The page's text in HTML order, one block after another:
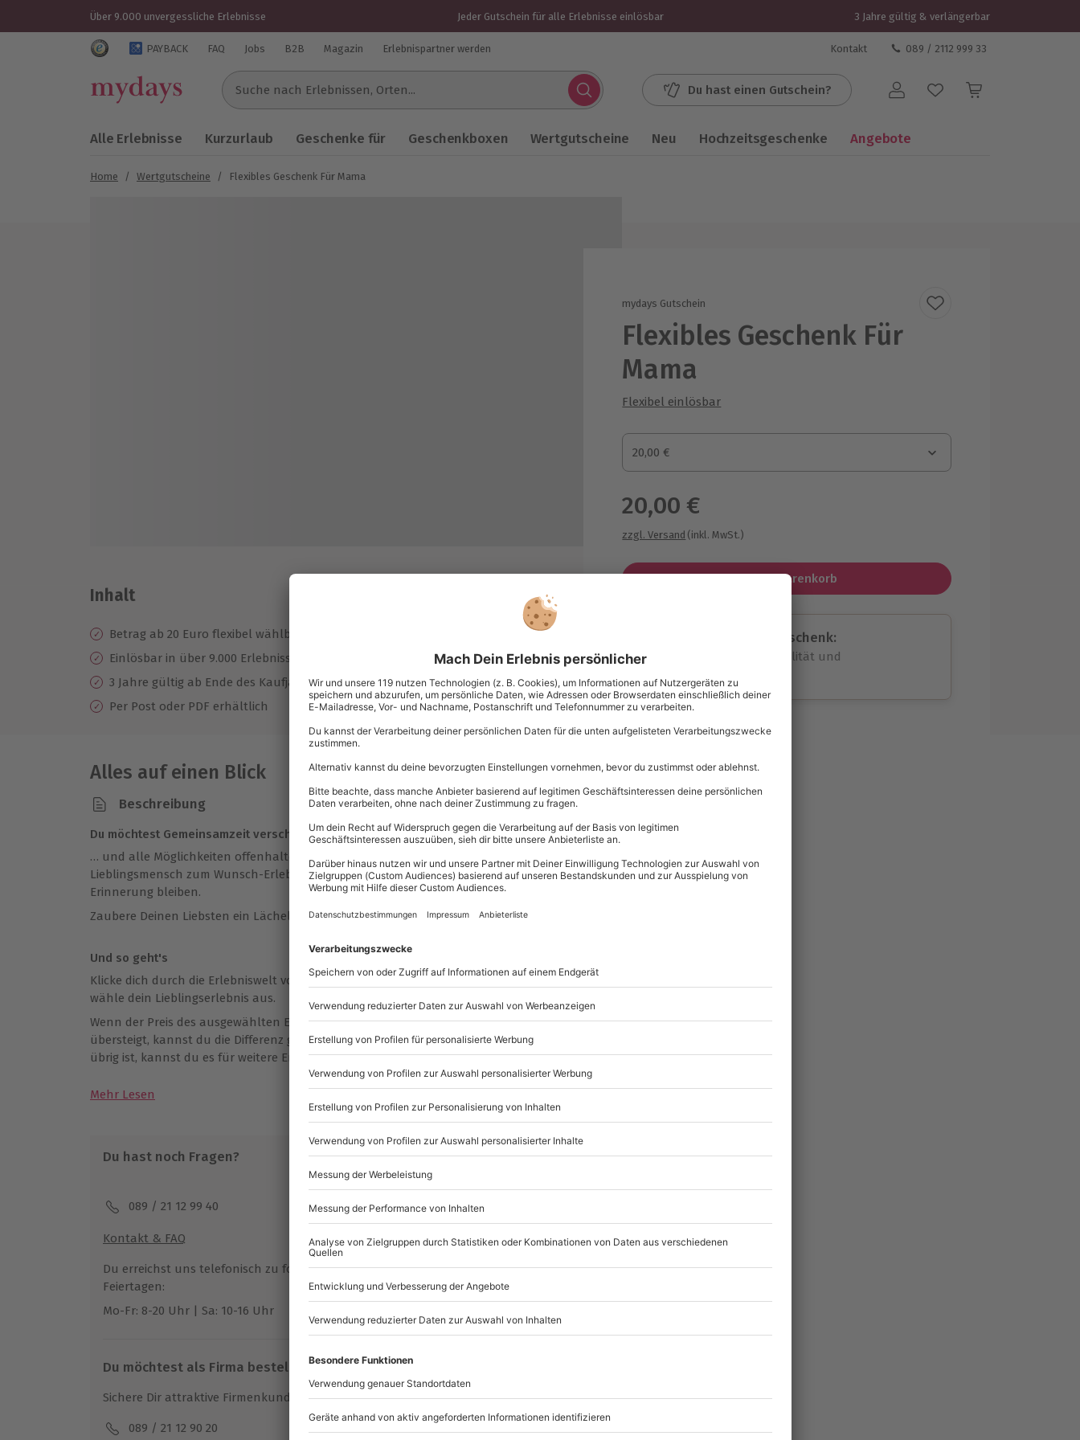
Über 9.000 unvergessliche Erlebnisse Jeder Gutschein für alle Erlebnisse einlösbar 3 Jahre gültig & verlängerbar
Trustedshops Bewertungen für mydays.de
PAYBACK FAQ Jobs B2B Magazin Erlebnispartner werden Kontakt 089 / 2112 999 33
Suche nach Erlebnissen...
Du hast einen Gutschein? Benutzerkonto
Alle Erlebnisse Kurzurlaub Geschenke für Geschenkboxen Wertgutscheine Neu Hochzeitsgeschenke Angebote
Home / Wertgutscheine / Flexibles Geschenk Für Mama
mydays Gutschein
Flexibles Geschenk Für
Mama
Flexibel einlösbar
Gutscheinbetrag
Gutscheinbetrag
20,00 €
20,00 €
zzgl. Versand (inkl. MwSt.)
In den Warenkorb
Immer das passende Geschenk:
Große Auswahl, volle Flexibilität und
Große Auswahl
Über 9.000 unvergessliche
Erlebnisse.
Jeder Gutschein für alle Erlebnisse
Maximale Sicherheit
Inhalt
Betrag ab 20 Euro flexibel wählbar
Einlösbar in über 9.000 Erlebnisse
3 Jahre gültig ab Ende des Kaufjahres
Per Post oder PDF erhältlich
Alles auf einen Blick
Beschreibung
Du möchtest Gemeinsamzeit verschenken…
… und alle Möglichkeiten offenhalten? Mit einem Wertgutschein findet Dein
Lieblingsmensch zum Wunsch-Erlebnis. So schaffst Du besondere Momente, die in
Erinnerung bleiben.
Zaubere Deinen Liebsten ein Lächeln ins Gesicht.
Und so geht's
Klicke dich durch die Erlebniswelt von mydays beiwww.mydays.de/einloesenund
wähle dein Lieblingserlebnis aus.
Wenn der Preis des ausgewählten Erlebnisses den Wert deines Gutscheins
übersteigt, kannst du die Differenz ganz einfach bezahlen. Wenn noch etwas
übrig ist, kannst du es für weitere Erlebnisse verwenden.
Mehr Lesen
Du hast noch Fragen?
089 / 21 12 99 40
Kontakt & FAQ
81671
München
Du erreichst uns telefonisch zu folgenden Zeiten, außer an bundesweiten
Feiertagen:
Mo-Fr: 8-20 Uhr | Sa: 10-16 Uhr
Du möchtest als Firma bestellen?
Sichere Dir attraktive Firmenkunden Vorteile.
089 / 21 12 90 20